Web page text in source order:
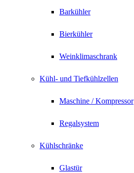
Barkühler
Bierkühler
Weinklimaschrank
Kühl- und Tiefkühlzellen
Maschine / Kompressor
Regalsystem
Kühlschränke
Glastür